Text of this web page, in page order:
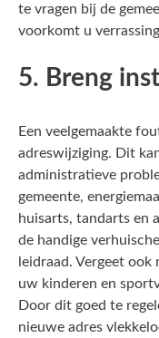
te vragen bij de
voorkomt u
5. Breng
Een veelgemaakte
adreswijziging. Dit
administratieve
gemeente,
huisarts, tandarts en
de handige
leidraad. Vergeet ook
uw kinderen en
Door dit goed te
nieuwe adres